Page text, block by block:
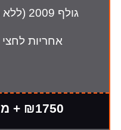
גולף 2009 (ללא התקנה)
אחריות
₪1750 + מע"מ